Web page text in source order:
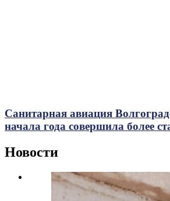
Санитарная авиация
начала года совершила более
Новости